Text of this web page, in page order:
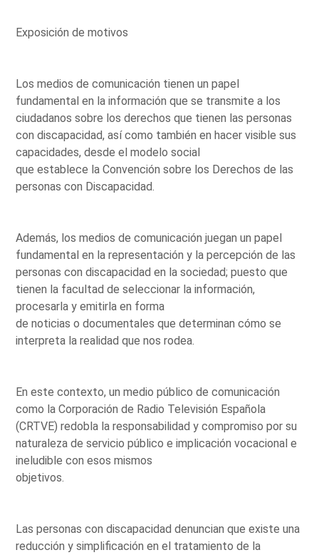
Exposición de motivos
Los medios de comunicación tienen un papel
fundamental en la información que se transmite a los
ciudadanos sobre los derechos que tienen las personas
con discapacidad, así como también en hacer visible sus
capacidades, desde el modelo social
que establece la Convención sobre los Derechos de las
personas con Discapacidad.
Además, los medios de comunicación juegan un papel
fundamental en la representación y la percepción de las
personas con discapacidad en la sociedad; puesto que
tienen la facultad de seleccionar la información,
procesarla y emitirla en forma
de noticias o documentales que determinan cómo se
interpreta la realidad que nos rodea.
En este contexto, un medio público de comunicación
como la Corporación de Radio Televisión Española
(CRTVE) redobla la responsabilidad y compromiso por su
naturaleza de servicio público e implicación vocacional e
ineludible con esos mismos
objetivos.
Las personas con discapacidad denuncian que existe una
reducción y simplificación en el tratamiento de la